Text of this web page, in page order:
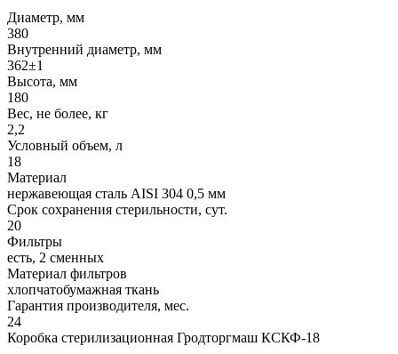
Диаметр, мм
380
Внутренний диаметр, мм
362±1
Высота, мм
180
Вес, не более, кг
2,2
Условный объем, л
18
Материал
нержавеющая сталь AISI 304 0,5 мм
Срок сохранения стерильности, сут.
20
Фильтры
есть, 2 сменных
Материал фильтров
хлопчатобумажная ткань
Гарантия производителя, мес.
24
Коробка стерилизационная Гродторгмаш КСКФ-18